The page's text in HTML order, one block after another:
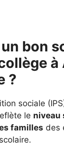
bon
?
sociale
le niveau
familles des